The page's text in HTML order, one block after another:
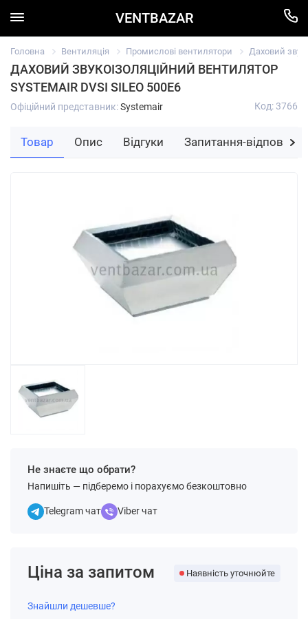
VENTBAZAR
Головна Вентиляція Промислові вентилятори Даховий
ДАХОВИЙ ЗВУКОІЗОЛЯЦІЙНИЙ ВЕНТИЛЯТОР
SYSTEMAIR DVSI SILEO 500E6
Офіційний представник:Systemair Код: 3766
Не знаєте що обрати?
Напишіть — підберемо і порахуємо безкоштовно
Telegram чат Viber чат
Ціна за запитом Наявність уточнюйте
Знайшли дешевше?
Товар Опис Відгуки Запитання-відповідь